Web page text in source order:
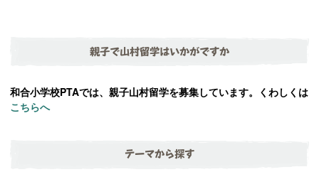
親子で山村留学はいかがですか
和合小学校PTAでは、親子山村留学を募集しています。くわしくは
こちらへ
テーマから探す